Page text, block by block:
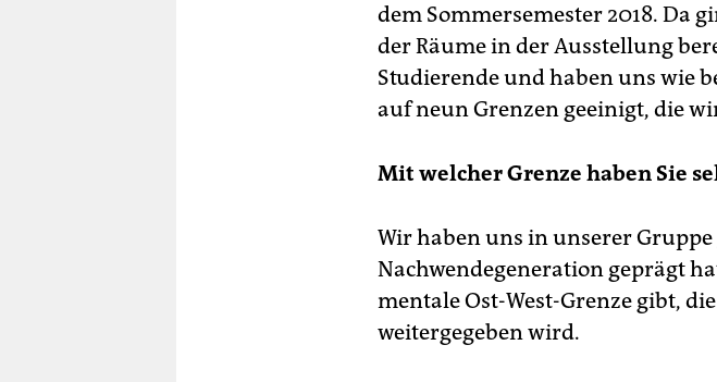
dem Sommersemester 2018. Da
der Räume in der Ausstellung
Studierende und haben uns wie
auf neun Grenzen geeinigt, die
Mit welcher Grenze haben Sie
Wir haben uns in unserer
Nachwendegeneration geprägt
mentale Ost-West-Grenze gibt,
weitergegeben wird.